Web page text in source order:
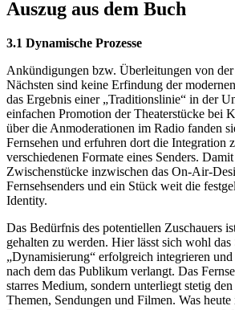
Auszug aus dem Buch
3.1 Dynamische Prozesse
Ankündigungen bzw. Überleitungen von
Nächsten sind keine Erfindung der
das Ergebnis einer „Traditionslinie“ in der
einfachen Promotion der Theaterstücke bei
über die Anmoderationen im Radio fanden
Fernsehen und erfuhren dort die Integration
verschiedenen Formate eines Senders.
Zwischenstücke inzwischen das On-Air-
Fernsehsenders und ein Stück weit die
Identity.
Das Bedürfnis des potentiellen Zuschauers
gehalten zu werden. Hier lässt sich wohl
„Dynamisierung“ erfolgreich integrieren
nach dem das Publikum verlangt. Das
starres Medium, sondern unterliegt stetig
Themen, Sendungen und Filmen. Was heute